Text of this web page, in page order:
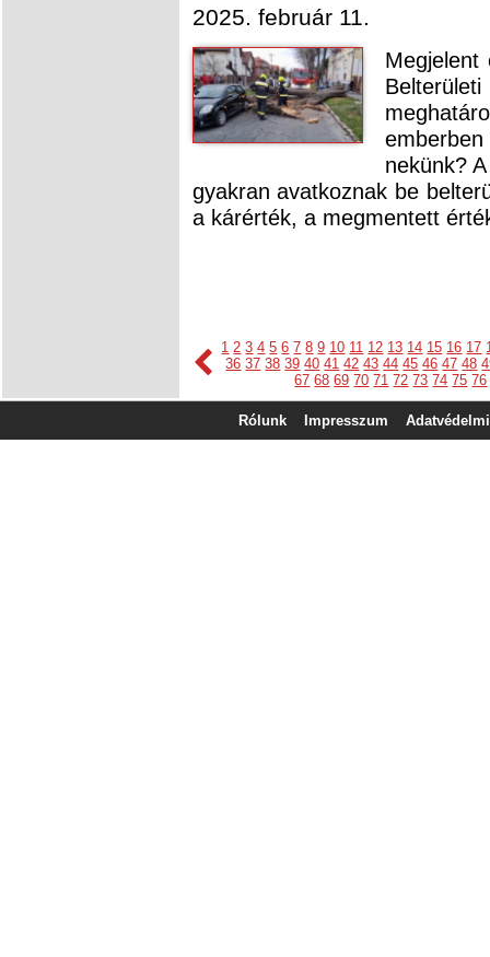
2025. február 11.
Megjelent
nekünk?
gyakran avatkoznak be
a kárérték, a megmentett
1 2 3 4 5 6 7 8 9 10 11 12 13 14 15 16 17
36 37 38 39 40 41 42 43 44 45 46 47 48
67 68 69 70 71 72 73 74 75 76
Rólunk Impresszum